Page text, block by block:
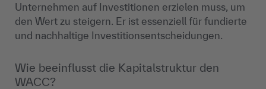
Unternehmen auf Investitionen erzielen muss, um
den Wert zu steigern. Er ist essenziell für fundierte
und nachhaltige Investitionsentscheidungen.
Wie beeinflusst die Kapitalstruktur den
WACC?